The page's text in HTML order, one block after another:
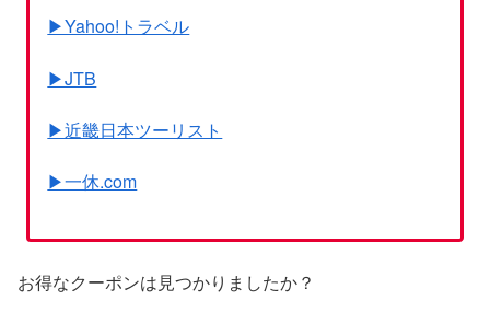
▶Yahoo!トラベル
▶JTB
▶近畿日本ツーリスト
▶一休.com
お得なクーポンは見つかりましたか？